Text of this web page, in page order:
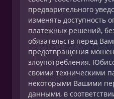
предварительного
изменять доступность
платежных решений,
обязательств перед
предотвращения
злоупотребления,
своими техническими
некоторыми Вашими
данными, в